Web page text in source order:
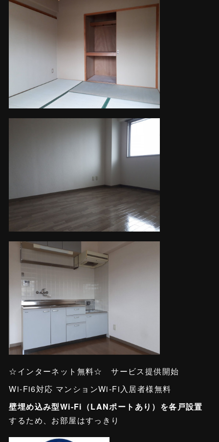
☆インターネット無料☆ サービス提供開始
Wi-Fi6対応 マンションWi-Fi入居者様無料
壁埋め込み型Wi-Fi（LANポートあり）を各戸設置
するため、お部屋はすっきり